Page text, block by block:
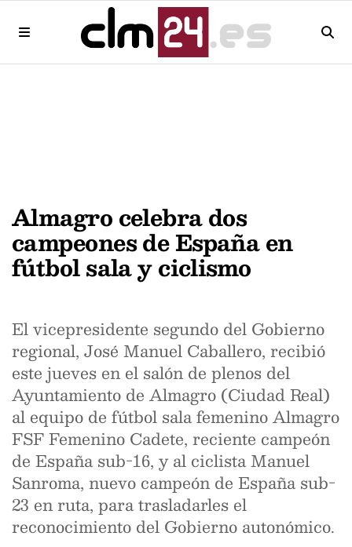
Almagro celebra dos
campeones de España en
fútbol sala y ciclismo
El vicepresidente segundo del Gobierno
regional, José Manuel Caballero, recibió
este jueves en el salón de plenos del
Ayuntamiento de Almagro (Ciudad Real)
al equipo de fútbol sala femenino Almagro
FSF Femenino Cadete, reciente campeón
de España sub-16, y al ciclista Manuel
Sanroma, nuevo campeón de España sub-
23 en ruta, para trasladarles el
reconocimiento del Gobierno autonómico.